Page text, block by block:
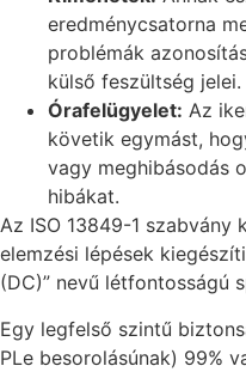
eredménycsatorna
problémák
külső feszültség jelei.
Órafelügyelet: Az
követik egymást,
vagy meghibásodás
hibákat.
Az ISO 13849-1 szabvány
elemzési lépések
(DC)” nevű létfontosságú
Egy legfelső szintű
PLe besorolásúnak) 99%